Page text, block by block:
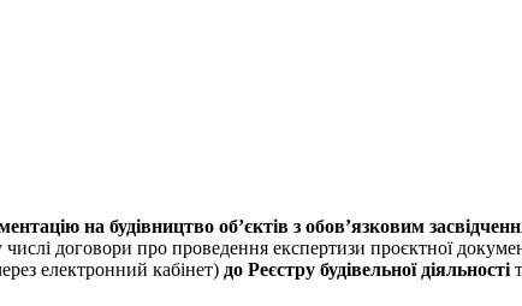
на будівництво об’єктів з обов’язковим
договори про проведення експертизи проєктної
електронний кабінет) до Реєстру будівельної діяльності